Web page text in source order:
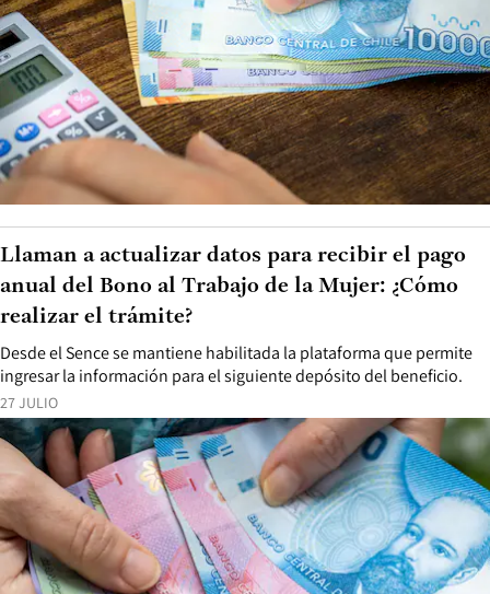
27 JULIO
Desde el Sence se mantiene habilitada la plataforma que permite
ingresar la información para el siguiente depósito del beneficio.
Llaman a actualizar datos para recibir el pago
anual del Bono al Trabajo de la Mujer: ¿Cómo
realizar el trámite?